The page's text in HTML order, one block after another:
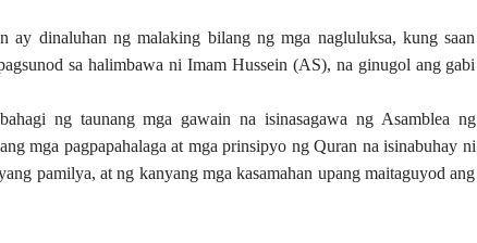
ay dinaluhan ng malaking bilang ng mga nagluluksa, kung saan
sa halimbawa ni Imam Hussein (AS), na ginugol ang gabi
ng taunang mga gawain na isinasagawa ng Asamblea ng
mga pagpapahalaga at mga prinsipyo ng Quran na isinabuhay ni
pamilya, at ng kanyang mga kasamahan upang maitaguyod ang